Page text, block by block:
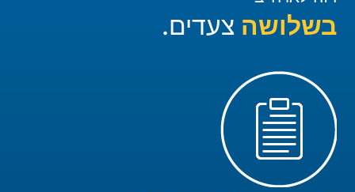
בשלושה צעדים.